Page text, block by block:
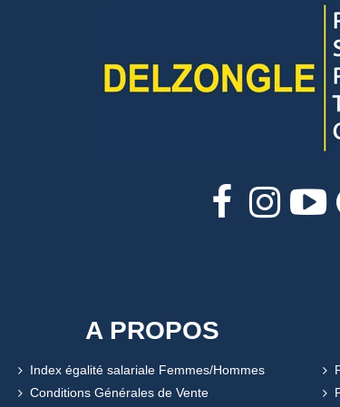
A PROPOS
Index égalité salariale Femmes/Hommes
Conditions Générales de Vente